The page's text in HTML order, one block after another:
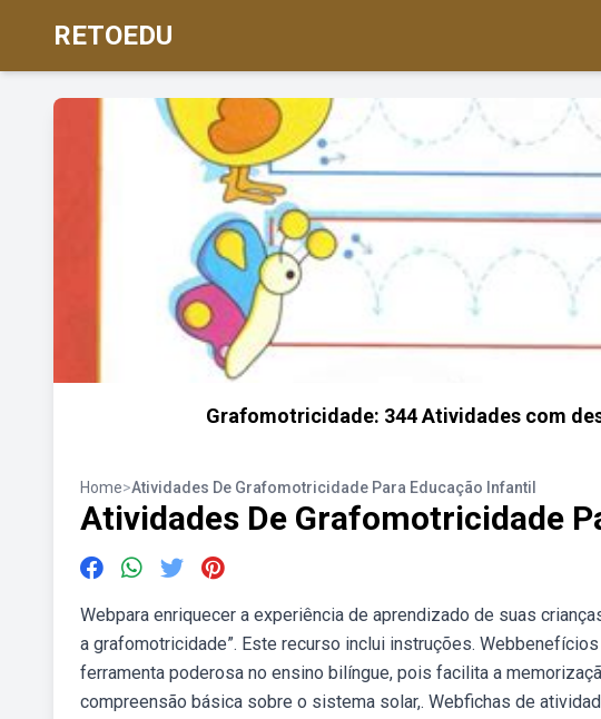
RETOEDU
Grafomotricidade: 344 Atividades com
Home>Atividades De Grafomotricidade Para Educação Infantil
Atividades De Grafomotricidade
Webpara enriquecer a experiência de aprendizado de suas
a grafomotricidade”. Este recurso inclui instruções.
ferramenta poderosa no ensino bilíngue, pois facilita a
compreensão básica sobre o sistema solar,. Webfichas de